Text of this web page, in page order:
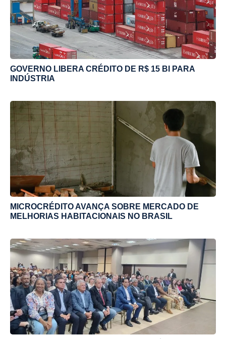
GOVERNO LIBERA CRÉDITO DE R$ 15 BI PARA
INDÚSTRIA
MICROCRÉDITO AVANÇA SOBRE MERCADO DE
MELHORIAS HABITACIONAIS NO BRASIL